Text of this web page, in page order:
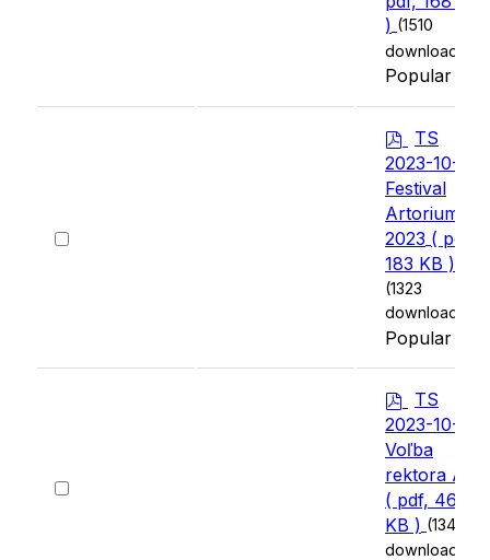
) (1510
downloads)
Popular
Select
p
d
f
TS
2023-10-16
Festival
Artorium
2023 ( pdf,
183 KB )
(1323
downloads)
Popular
Select
p
d
f
TS
2023-10-11
Voľba
rektora AU
( pdf, 462
KB ) (1340
downloads)